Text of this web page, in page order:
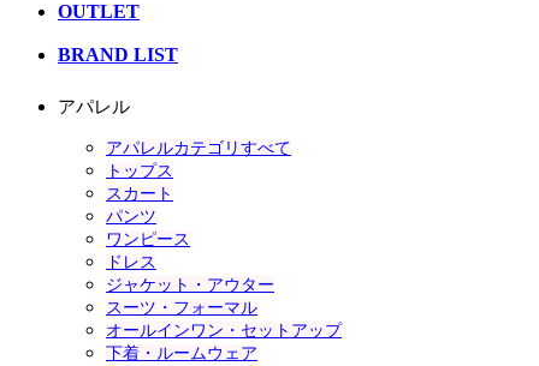
OUTLET
BRAND LIST
アパレル
アパレルカテゴリすべて
トップス
スカート
パンツ
ワンピース
ドレス
ジャケット・アウター
スーツ・フォーマル
オールインワン・セットアップ
下着・ルームウェア